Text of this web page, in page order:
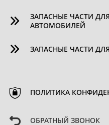
ЗАПАСНЫЕ ЧАСТИ
АВТОМОБИЛЕЙ
ЗАПАСНЫЕ ЧАСТИ
ПОЛИТИКА
ОБРАТНЫЙ ЗВОНОК